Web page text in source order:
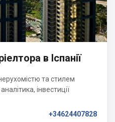
в Іспанії
та стилем
інвестиції
+34624407828